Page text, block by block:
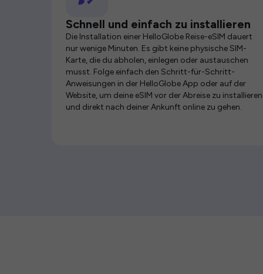
Schnell und einfach zu installieren
Die Installation einer HelloGlobe Reise-eSIM dauert
nur wenige Minuten. Es gibt keine physische SIM-
Karte, die du abholen, einlegen oder austauschen
musst. Folge einfach den Schritt-für-Schritt-
Anweisungen in der HelloGlobe App oder auf der
Website, um deine eSIM vor der Abreise zu installieren
und direkt nach deiner Ankunft online zu gehen.